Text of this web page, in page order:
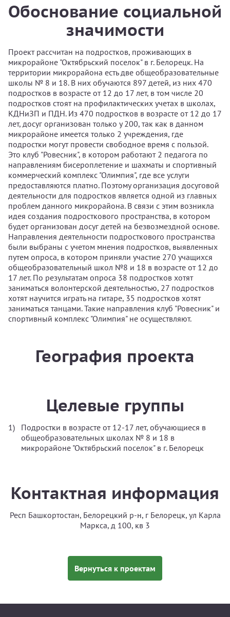
Обоснование социальной
значимости
Проект рассчитан на подростков, проживающих в
микрорайоне "Октябрьский поселок" в г. Белорецк. На
территории микрорайона есть две общеобразовательные
школы № 8 и 18. В них обучаются 897 детей, из них 470
подростков в возрасте от 12 до 17 лет, в том числе 20
подростков стоят на профилактических учетах в школах,
КДНиЗП и ПДН. Из 470 подростков в возрасте от 12 до 17
лет, досуг организован только у 200, так как в данном
микрорайоне имеется только 2 учреждения, где
подростки могут провести свободное время с пользой.
Это клуб "Ровесник", в котором работают 2 педагога по
направлениям бисероплетение и шахматы и спортивный
коммерческий комплекс "Олимпия", где все услуги
предоставляются платно. Поэтому организация досуговой
деятельности для подростков является одной из главных
проблем данного микрорайона. В связи с этим возникла
идея создания подросткового пространства, в котором
будет организован досуг детей на безвозмездной основе.
Направления деятельности подросткового пространства
были выбраны с учетом мнения подростков, выявленных
путем опроса, в котором приняли участие 270 учащихся
общеобразовательный школ №8 и 18 в возрасте от 12 до
17 лет. По результатам опроса 38 подростков хотят
заниматься волонтерской деятельностью, 27 подростков
хотят научится играть на гитаре, 35 подростков хотят
заниматься танцами. Такие направления клуб "Ровесник" и
спортивный комплекс "Олимпия" не осуществляют.
География проекта
Целевые группы
Подростки в возрасте от 12-17 лет, обучающиеся в
общеобразовательных школах № 8 и 18 в
микрорайоне "Октябрьский поселок" в г. Белорецк
Контактная информация
Респ Башкортостан, Белорецкий р-н, г Белорецк, ул Карла
Маркса, д 100, кв 3
Вернуться к проектам